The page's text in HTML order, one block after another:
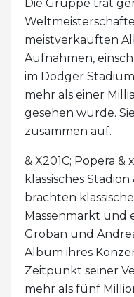
Die Gruppe trat
meistverkauften
Aufnahmen,
im Dodger
mehr als einer
gesehen wurde.
zusammen auf.
& X201C; Popera &
klassisches
brachten
Massenmarkt und
Groban und
Album ihres
Zeitpunkt seiner
mehr als fünf